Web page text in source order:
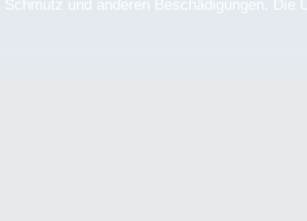
und anderen Beschädigungen.